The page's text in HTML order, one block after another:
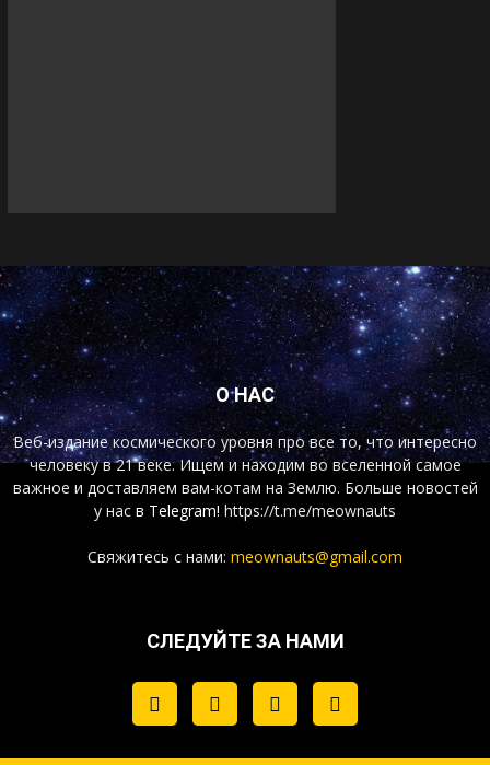
О НАС
Веб-издание космического уровня про все то, что интересно
человеку в 21 веке. Ищем и находим во вселенной самое
важное и доставляем вам-котам на Землю. Больше новостей
у нас в Telegram! https://t.me/meownauts
Свяжитесь с нами: meownauts@gmail.com
СЛЕДУЙТЕ ЗА НАМИ